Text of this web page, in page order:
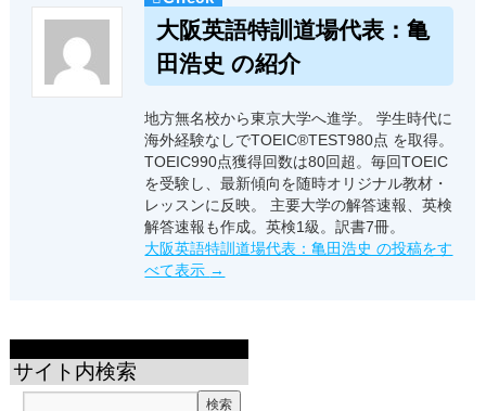
大阪英語特訓道場代表：亀
田浩史 の紹介
地方無名校から東京大学へ進学。 学生時代に
海外経験なしでTOEIC®TEST980点 を取得。
TOEIC990点獲得回数は80回超。毎回TOEIC
を受験し、最新傾向を随時オリジナル教材・
レッスンに反映。 主要大学の解答速報、英検
解答速報も作成。英検1級。訳書7冊。
大阪英語特訓道場代表：亀田浩史 の投稿をす
べて表示 →
サイト内検索